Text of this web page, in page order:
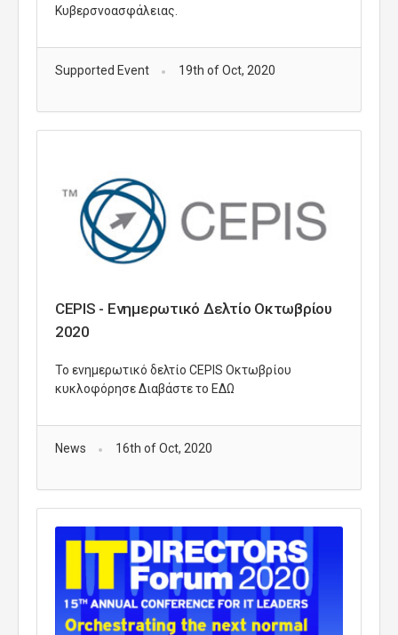
Κυβερσνοασφάλειας.
Supported Event 19th of Oct, 2020
CEPIS - Ενημερωτικό Δελτίο Οκτωβρίου
2020
Το ενημερωτικό δελτίο CEPIS Οκτωβρίου
κυκλοφόρησε Διαβάστε το ΕΔΩ
News 16th of Oct, 2020